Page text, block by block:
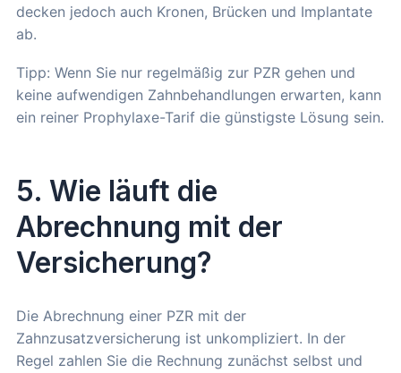
decken jedoch auch Kronen, Brücken und Implantate
ab.
Tipp: Wenn Sie nur regelmäßig zur PZR gehen und
keine aufwendigen Zahnbehandlungen erwarten, kann
ein reiner Prophylaxe-Tarif die günstigste Lösung sein.
5. Wie läuft die
Abrechnung mit der
Versicherung?
Die Abrechnung einer PZR mit der
Zahnzusatzversicherung ist unkompliziert. In der
Regel zahlen Sie die Rechnung zunächst selbst und